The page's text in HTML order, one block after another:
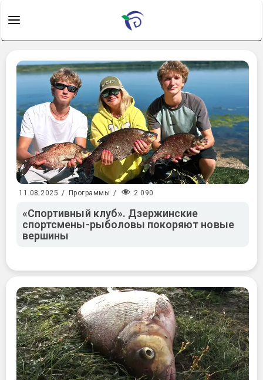
11.08.2025 / Программы / 2 090
«Спортивный клуб». Дзержинские
спортсмены-рыболовы покоряют новые
вершины